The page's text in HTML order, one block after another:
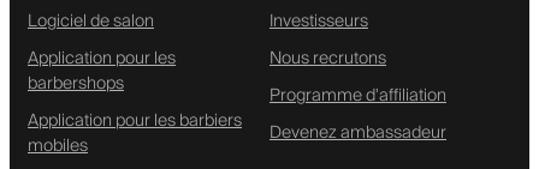
Logiciel de salon
Application pour les
barbershops
Application pour les barbiers
mobiles
Investisseurs
Nous recrutons
Programme d'affiliation
Devenez ambassadeur